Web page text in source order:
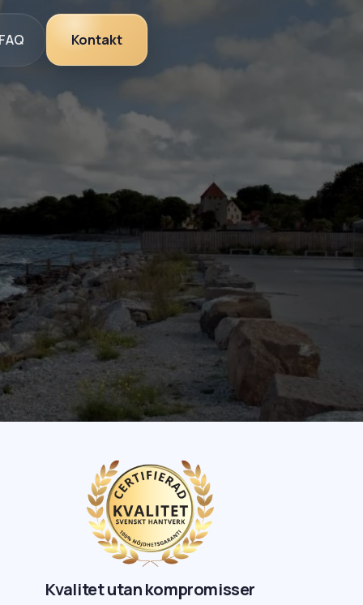
Kontakt
och företag över hela Gotland
val för dig som vill ha ett tak som står pall
Kvalitet utan kompromisser